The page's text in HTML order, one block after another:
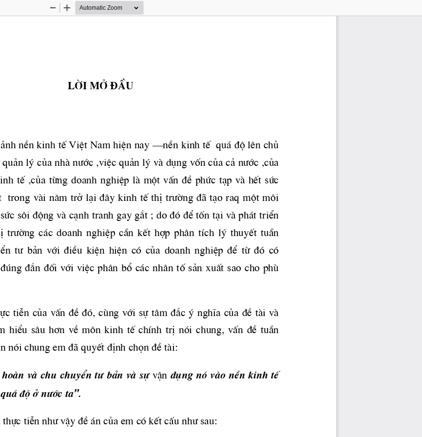
Zoom
Zoom
Lêi më ®Çu
nÒn kinh tÕ ViÖt Nam hiÖn nay –nÒn kinh tÕ  qu ̧ ®é lªn chñ
qu¶n lý cña nhμ n­íc ,viÖc qu¶n lý vμ dông vèn cña c¶ n­íc ,cña
tÕ  ,cña  tõng  doanh  nghiÖp  lμ  mét  vÊn  ®Ò  phøc  t¹p  vμ  hÕt  søc
trong vμi n ̈m trë l¹i ®©y kinh tÕ thÞ tr­êng ®· t¹o raq mét m«i
s«i ®éng vμ c¹nh tranh gay g¾t ; do ®ã ®Ó tèn t¹i vμ ph ̧t triÓn
tr­êng
  c ̧c  doanh  nghiÖp  cÇn  kÕt  hîp  ph©n  tÝch  lý  thuyÕt  tuÇn
t­
  b¶n  víi  ®iÒu  kiÖn  hiÖn  cã  cña  doanh  nghiÖp  ®Ó  tõ  ®ã  cã
®óng ®¾n ®èi víi viÖc ph©n bæ c ̧c nh©n tè s¶n xuÊt sao cho phï
tiÔn cña vÊn ®Ò ®ã, cïng víi sù t©m ®¾c ý nghÜa cña ®Ò tμi vμ
hiÓu  s©u  h¬n  vÒ  m«n  kinh  tÕ  chÝnh  trÞ  nãi  chung,  vÊn  ®Ò  tuÇn
nãi chung em ®· quyÕt ®Þnh chän ®Ò tμi:
vμ chu chuyÓn t­ b¶n vμ sù vËn dông nã vμo nÒn kinh tÕ
®é ë n­íc ta”.
tiÔn nh­ vËy ®Ò  ̧n cña em cã kÕt cÊu nh­ sau: